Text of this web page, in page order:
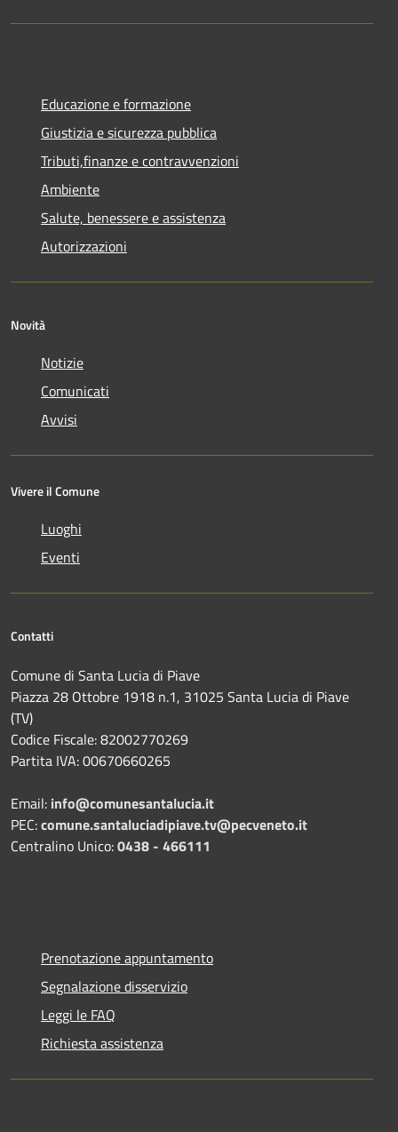
Educazione e formazione
Giustizia e sicurezza pubblica
Tributi,finanze e contravvenzioni
Ambiente
Salute, benessere e assistenza
Autorizzazioni
Novità
Notizie
Comunicati
Avvisi
Vivere il Comune
Luoghi
Eventi
Contatti
Comune di Santa Lucia di Piave
Piazza 28 Ottobre 1918 n.1, 31025 Santa Lucia di Piave
(TV)
Codice Fiscale: 82002770269
Partita IVA: 00670660265
Email: info@comunesantalucia.it
PEC:comune.santaluciadipiave.tv@pecveneto.it
Centralino Unico:0438 - 466111
Prenotazione appuntamento
Segnalazione disservizio
Leggi le FAQ
Richiesta assistenza